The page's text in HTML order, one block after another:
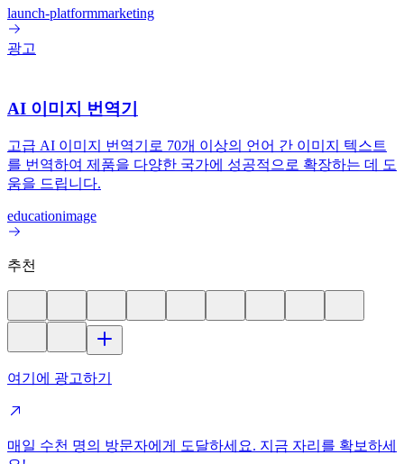
launch-platformmarketing
광고
AI 이미지 번역기
고급 AI 이미지 번역기로 70개 이상의 언어 간 이미지 텍스트
를 번역하여 제품을 다양한 국가에 성공적으로 확장하는 데 도
움을 드립니다.
educationimage
추천
여기에 광고하기
매일 수천 명의 방문자에게 도달하세요. 지금 자리를 확보하세